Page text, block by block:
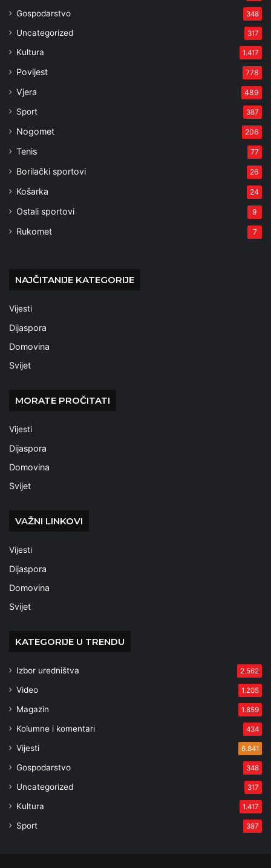
Gospodarstvo 348
Uncategorized 317
Kultura 1.417
Povijest 778
Vjera 489
Sport 387
Nogomet 206
Tenis 77
Borilački sportovi 26
Košarka 24
Ostali sportovi 9
Rukomet 7
NAJČITANIJE KATEGORIJE
Vijesti
Dijaspora
Domovina
Svijet
MORATE PROČITATI
Vijesti
Dijaspora
Domovina
Svijet
VAŽNI LINKOVI
Vijesti
Dijaspora
Domovina
Svijet
KATEGORIJE U TRENDU
Izbor uredništva 2.562
Video 1.205
Magazin 1.859
Kolumne i komentari 434
Vijesti 6.841
Gospodarstvo 348
Uncategorized 317
Kultura 1.417
Sport 387